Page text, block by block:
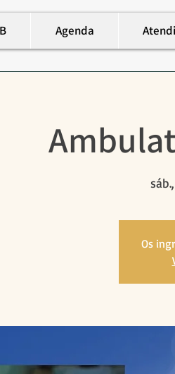
Agenda
Os